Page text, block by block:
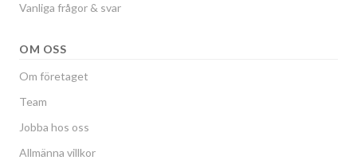
Vanliga frågor & svar
OM OSS
Om företaget
Team
Jobba hos oss
Allmänna villkor